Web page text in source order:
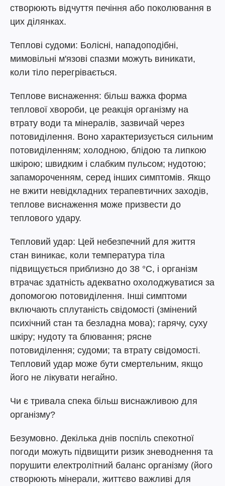
створюють відчуття печіння або поколювання в
цих ділянках.
Теплові судоми: Болісні, нападоподібні,
мимовільні м'язові спазми можуть виникати,
коли тіло перегрівається.
Теплове виснаження: більш важка форма
теплової хвороби, це реакція організму на
втрату води та мінералів, зазвичай через
потовиділення. Воно характеризується сильним
потовиділенням; холодною, блідою та липкою
шкірою; швидким і слабким пульсом; нудотою;
запамороченням, серед інших симптомів. Якщо
не вжити невідкладних терапевтичних заходів,
теплове виснаження може призвести до
теплового удару.
Тепловий удар: Цей небезпечний для життя
стан виникає, коли температура тіла
підвищується приблизно до 38 °C, і організм
втрачає здатність адекватно охолоджуватися за
допомогою потовиділення. Інші симптоми
включають сплутаність свідомості (змінений
психічний стан та безладна мова); гарячу, суху
шкіру; нудоту та блювання; рясне
потовиділення; судоми; та втрату свідомості.
Тепловий удар може бути смертельним, якщо
його не лікувати негайно.
Чи є тривала спека більш виснажливою для
організму?
Безумовно. Декілька днів поспіль спекотної
погоди можуть підвищити ризик зневоднення та
порушити електролітний баланс організму (його
створюють мінерали, життєво важливі для